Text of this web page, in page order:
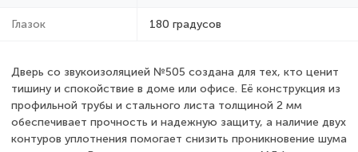
Глазок 180 градусов
Дверь со звукоизоляцией №505 создана для тех, кто ценит
тишину и спокойствие в доме или офисе. Её конструкция из
профильной трубы и стального листа толщиной 2 мм
обеспечивает прочность и надежную защиту, а наличие двух
контуров уплотнения помогает снизить проникновение шума